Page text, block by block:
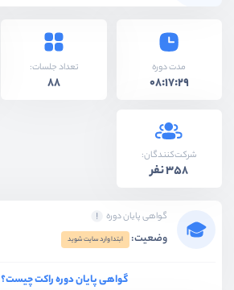
مدت دوره
08:17:29
تعداد جلسات:
88
شرکت‌کنندگان:
358 نفر
گواهی پایان دوره
وضعیت: ابتدا وارد سایت شوید
گواهی پایان دوره راکت چیست؟